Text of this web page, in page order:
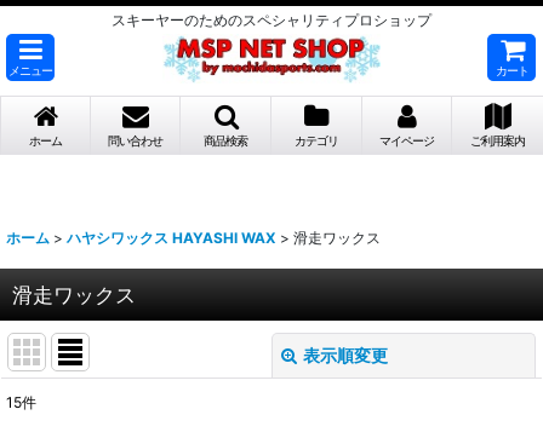
スキーヤーのためのスペシャリティプロショップ
メニュー カート
ホーム 問い合わせ 商品検索 カテゴリ マイページ ご利用案内
ホーム > ハヤシワックス HAYASHI WAX > 滑走ワックス
滑走ワックス
表示順変更
15件